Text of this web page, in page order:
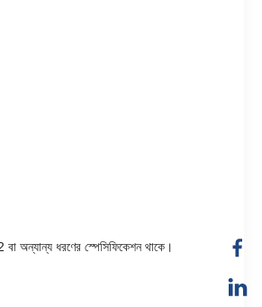
অন্যান্য ধরণের স্পেসিফিকেশন থাকে।